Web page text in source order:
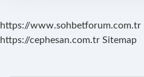
https://www.sohbetforum.com.tr
https://cephesan.com.tr Sitemap